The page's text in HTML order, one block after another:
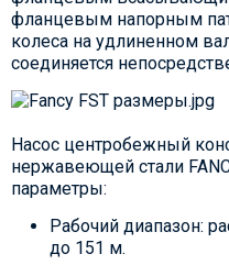
фланцевым напорным
колеса на удлиненном
соединяется
Насос центробежный
нержавеющей стали
параметры:
Рабочий диапазон:
до 151 м.